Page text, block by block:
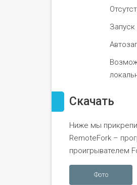
Скачать
Ниже мы
RemoteFork –
проигрывателем
Фото